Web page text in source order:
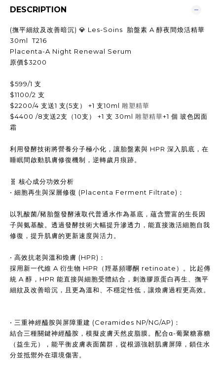
DESCRIPTION
(撫平細紋及改善暗沉) 💎 Les-Soins 胎盤素 A 醇夜間煥活精華
30ml T216
Placenta-A Night Renewal Serum
原價$3200
$599/1 支
$1100/2 支
$2200/4 支送1 支(5支） +1 支10ml 雕塑精華
$4400 /8支送2支（10支） +1 支 30ml 雕塑精華+1 個 玻色因面
霜
利用發酵技術將營養分子極小化，讓胎盤素與 HPR 深入肌底，在
睡眠間啟動肌膚修復機制，逆轉歲月痕跡。
🧬 核心成分功效分析
• 細胞再生與深層修復 (Placenta Ferment Filtrate)：
以乳酸菌/豬胎盤發酵液取代普通水作為基底，蘊含豐富的生長因
子與氨基酸。透過發酵技術大幅提升滲透力，能直接激活細胞自我
修復，提升肌膚的更新速度與活力。
• 高效抗老與溫和煥膚 (HPR)：
採用新一代維 A 衍生物 HPR（羥基頻哪酮 retinoate）。比起傳
統 A 醇，HPR 能直接與細胞受體結合，刺激膠原蛋白再生、撫平
細紋及改善暗沉，且更為溫和、不穩定性低，讓煥膚過程更高效。
• 三重神經醯胺與屏障重建 (Ceramides NP/NG/AP)：
結合三種關鍵神經醯胺，模擬皮膚天然皮脂膜。配合α-葡聚糖寡糖
（益生元），能平衡皮膚表面菌群，從根源強韌肌膚屏障，鎖住水
分並抵禦外在環境傷害。